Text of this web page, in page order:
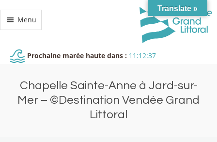
Menu
Prochaine marée haute dans : 11:12:37
Chapelle Sainte-Anne à Jard-sur-
Mer – ©Destination Vendée Grand
Littoral
Translate »